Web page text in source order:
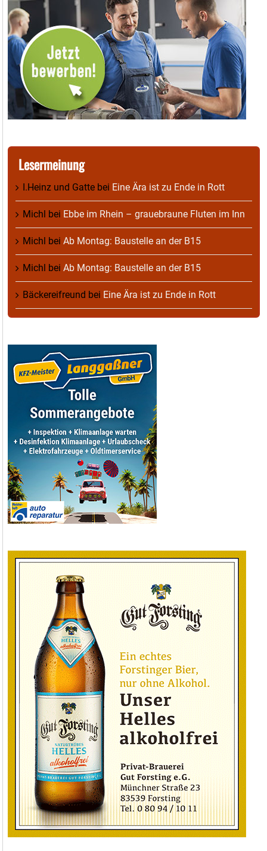
Lesermeinung
I.Heinz und Gatte bei Eine Ära ist zu Ende in Rott
Michl bei Ebbe im Rhein – grauebraune Fluten im Inn
Michl bei Ab Montag: Baustelle an der B15
Michl bei Ab Montag: Baustelle an der B15
Bäckereifreund bei Eine Ära ist zu Ende in Rott